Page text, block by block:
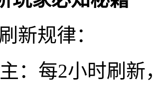
新规律：
：每2小时刷新